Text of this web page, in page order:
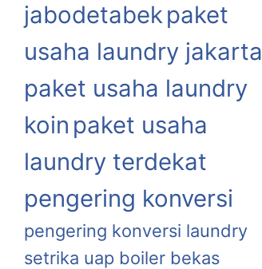
jabodetabekpaket
usaha laundry jakarta
paket usaha laundry
koin paket usaha
laundry terdekat
pengering konversi
pengering konversi laundry
setrika uap boiler bekas